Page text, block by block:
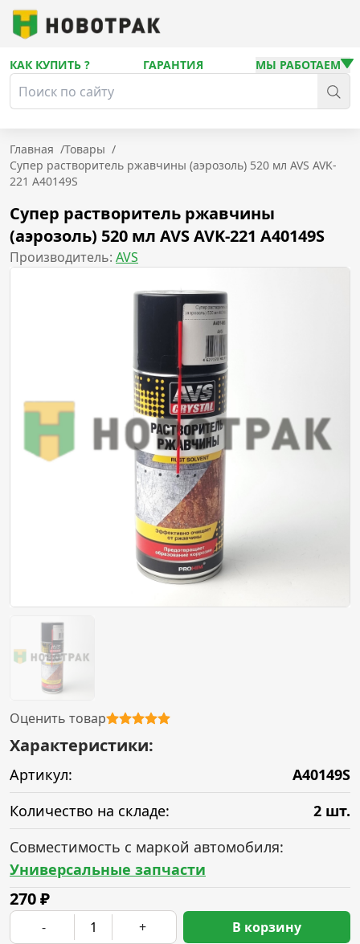
КАК КУПИТЬ ? ГАРАНТИЯ МЫ РАБОТАЕМ
Главная /Товары /
Супер растворитель ржавчины (аэрозоль) 520 мл AVS AVK-
221 A40149S
Супер растворитель ржавчины
(аэрозоль) 520 мл AVS AVK-221 A40149S
Производитель: AVS
Оценить товар
Характеристики:
Артикул:
A40149S
Количество на складе:
2 шт.
Совместимость с маркой автомобиля:
Универсальные запчасти
270₽
- + В корзину